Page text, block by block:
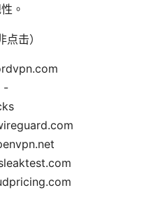
。
击）
-